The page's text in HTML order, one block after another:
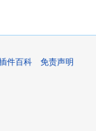
件百科 免责声明